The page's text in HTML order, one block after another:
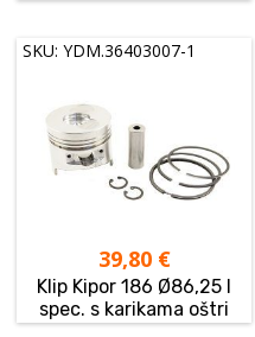
SKU: YDM.36403007-1
39,80 €
Klip Kipor 186 Ø86,25 I
spec. s karikama oštri